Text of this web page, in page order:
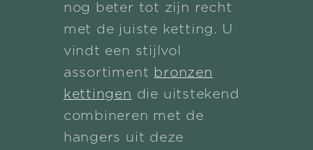
nog beter tot zijn recht
met de juiste ketting. U
vindt een stijlvol
assortiment bronzen
kettingen die uitstekend
combineren met de
hangers uit deze